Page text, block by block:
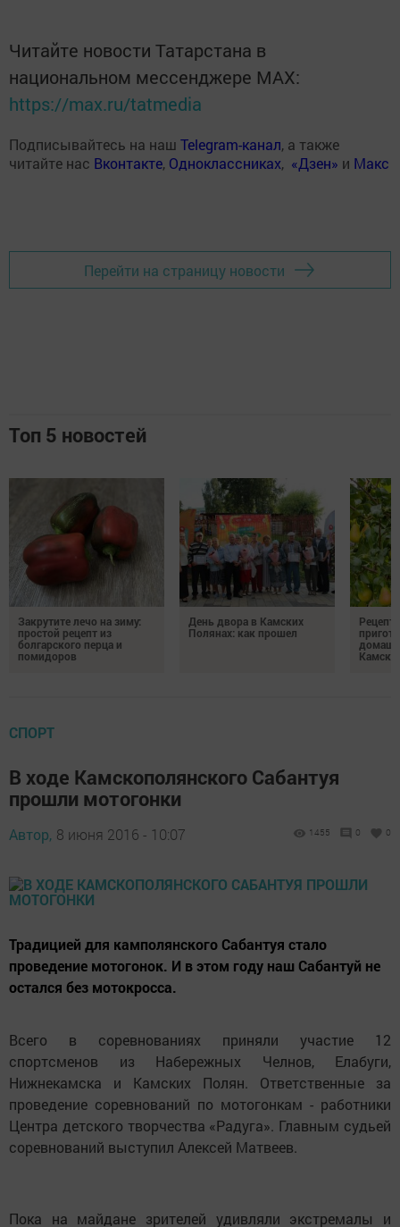
Читайте новости Татарстана в
национальном мессенджере MАХ:
https://max.ru/tatmedia
Подписывайтесь на наш Telegram-канал, а также
читайте нас Вконтакте, Одноклассниках, «Дзен» и Макс
Перейти на страницу новости
Топ 5 новостей
Закрутите лечо на зиму:
простой рецепт из
болгарского перца и
помидоров
День двора в Камских
Полянах: как прошел
СПОРТ
В ходе Камскополянского Сабантуя
прошли мотогонки
Автор, 8 июня 2016 - 10:07 1455 0 0
Традицией для камполянского Сабантуя стало
проведение мотогонок. И в этом году наш Сабантуй не
остался без мотокросса.
Всего в соревнованиях приняли участие 12
спортсменов из Набережных Челнов, Елабуги,
Нижнекамска и Камских Полян. Ответственные за
проведение соревнований по мотогонкам - работники
Центра детского творчества «Радуга». Главным судьей
соревнований выступил Алексей Матвеев.
Пока на майдане зрителей удивляли экстремалы и